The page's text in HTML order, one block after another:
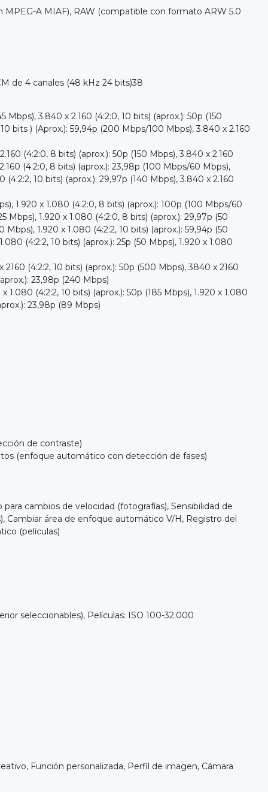
MPEG-A MIAF), RAW (compatible con formato ARW 5.0
de 4 canales (48 kHz 24 bits)38
3.840 x 2.160 (4:2:0, 10 bits) (aprox.): 50p (150
bits ) (Aprox.): 59,94p (200 Mbps/100 Mbps), 3.840 x 2.160
(4:2:0, 8 bits) (aprox.): 50p (150 Mbps), 3.840 x 2.160
(4:2:0, 8 bits) (aprox.): 23,98p (100 Mbps/60 Mbps),
10 bits) (aprox.): 29,97p (140 Mbps), 3.840 x 2.160
1.920 x 1.080 (4:2:0, 8 bits) (aprox.): 100p (100 Mbps/60
Mbps), 1.920 x 1.080 (4:2:0, 8 bits) (aprox.): 29,97p (50
1.920 x 1.080 (4:2:2, 10 bits) (aprox.): 59,94p (50
(4:2:2, 10 bits) (aprox.): 25p (50 Mbps), 1.920 x 1.080
(4:2:2, 10 bits) (aprox.): 50p (500 Mbps), 3840 x 2160
23,98p (240 Mbps)
(4:2:2, 10 bits) (aprox.): 50p (185 Mbps), 1.920 x 1.080
23,98p (89 Mbps)
de contraste)
(enfoque automático con detección de fases)
cambios de velocidad (fotografías), Sensibilidad de
Cambiar área de enfoque automático V/H, Registro del
(películas)
seleccionables), Películas: ISO 100-32.000
Función personalizada, Perfil de imagen, Cámara